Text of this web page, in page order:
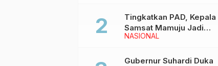
Redaksi di Mamuju
NASIONAL
Tingkatkan PAD, Kepala
Samsat Mamuju Jadi
Narasumber Hearing
DPRD Sulbar
Gubernur Suhardi Duka